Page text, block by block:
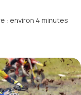
: environ 4 minutes